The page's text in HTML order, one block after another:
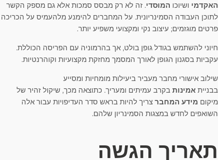
האקדמי ושיוכו המוסדי. זה לא רק מבסס סמכות אלא גם מספק הקשר
לתוכן העבודה הסמינריונית. על המחברים להימנע מלהעמיס על הכריכה
פרטים מוגזמים; עיצוב נקי ומקצועי משפיע יותר.
חיוני להשתמש בגודל גופן בולט, אך בהרמוניה עם הפריסה הכוללת.
עקביות בסגנון הגופן לאורך המסמך מחזקת מקצועיות וקוהרנטיות.
שילוב אישורי מחבר מעביר ביעילות מומחיות ומסייע
בבניית אמינות בקרב עמיתים ומעריך. כתוצאה מכך, שיקול זהיר של
מיקום מידע המחבר צריך להיות בראש סדר העדיפויות עבור אלה
השואפים לחדש במצגות הסמינריון שלהם.
תאריך הגשה